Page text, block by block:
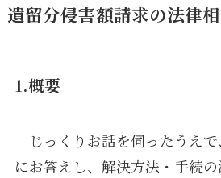
遺留分侵害額請求の法律
1.概要
じっくりお話を伺ったうえ
にお答えし、解決方法・手続